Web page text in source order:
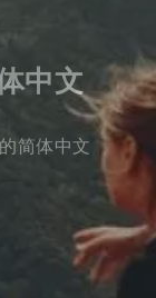
中文
简体中文